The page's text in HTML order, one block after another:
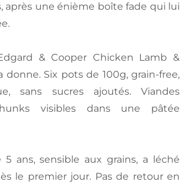
après une énième boîte fade qui lui
& Cooper Chicken Lamb &
donne. Six pots de 100g, grain-free,
sans sucres ajoutés. Viandes
visibles dans une pâtée
ans, sensible aux grains, a léché
le premier jour. Pas de retour en